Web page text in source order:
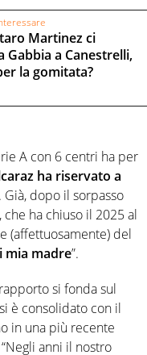
Martinez ci
Gabbia a Canestrelli,
la gomitata?
A con 6 centri ha per
ha riservato a
dopo il sorpasso
che ha chiuso il 2025 al
(affettuosamente) del
mia madre”.
si fonda sul
è consolidato con il
in una più recente
anni il nostro